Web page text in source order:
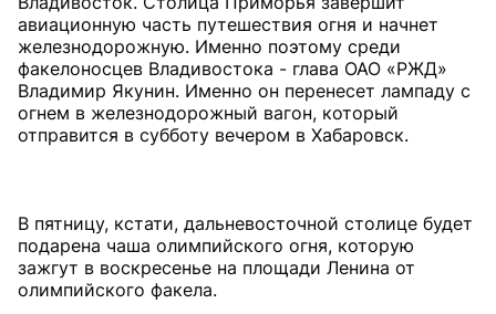
авиационную часть путешествия огня и начнет
железнодорожную. Именно поэтому среди
факелоносцев Владивостока - глава ОАО «РЖД»
Владимир Якунин. Именно он перенесет лампаду с
огнем в железнодорожный вагон, который
отправится в субботу вечером в Хабаровск.
В пятницу, кстати, дальневосточной столице будет
подарена чаша олимпийского огня, которую
зажгут в воскресенье на площади Ленина от
олимпийского факела.